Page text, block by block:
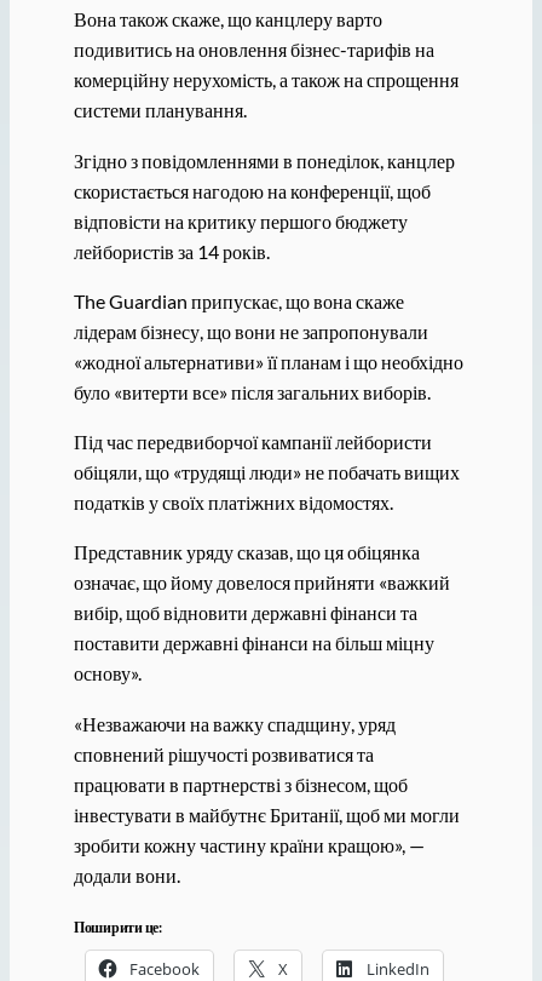
Вона також скаже, що канцлеру варто
подивитись на оновлення бізнес-тарифів на
комерційну нерухомість, а також на спрощення
системи планування.
Згідно з повідомленнями в понеділок, канцлер
скористається нагодою на конференції, щоб
відповісти на критику першого бюджету
лейбористів за 14 років.
The Guardian припускає, що вона скаже
лідерам бізнесу, що вони не запропонували
«жодної альтернативи» її планам і що необхідно
було «витерти все» після загальних виборів.
Під час передвиборчої кампанії лейбористи
обіцяли, що «трудящі люди» не побачать вищих
податків у своїх платіжних відомостях.
Представник уряду сказав, що ця обіцянка
означає, що йому довелося прийняти «важкий
вибір, щоб відновити державні фінанси та
поставити державні фінанси на більш міцну
основу».
«Незважаючи на важку спадщину, уряд
сповнений рішучості розвиватися та
працювати в партнерстві з бізнесом, щоб
інвестувати в майбутнє Британії, щоб ми могли
зробити кожну частину країни кращою», —
додали вони.
Поширити це:
Facebook X LinkedIn